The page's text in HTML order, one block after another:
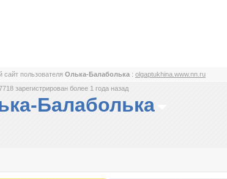
сайт пользователя Олька-Балаболька : olgaptukhina.www.nn.ru
зарегистрирован более 1 года назад
Балаболька